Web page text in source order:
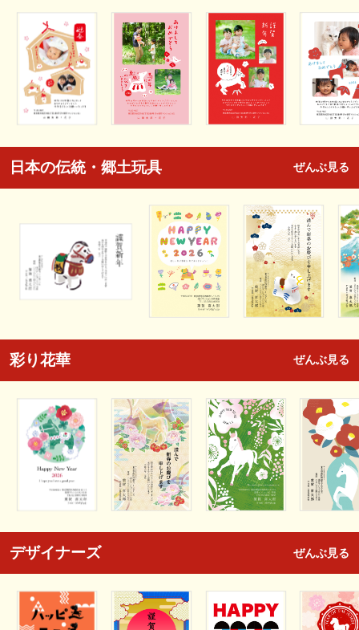
日本の伝統・郷土玩具 ぜんぶ見る
彩り花華 ぜんぶ見る
デザイナーズ ぜんぶ見る